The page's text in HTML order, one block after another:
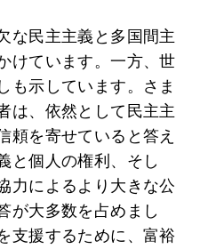
な民主主義と多国間主
けています。一方、世
も示しています。さま
は、依然として民主主
頼を寄せていると答え
と個人の権利、そし
力によるより大きな公
が大多数を占めまし
支援するために、富裕